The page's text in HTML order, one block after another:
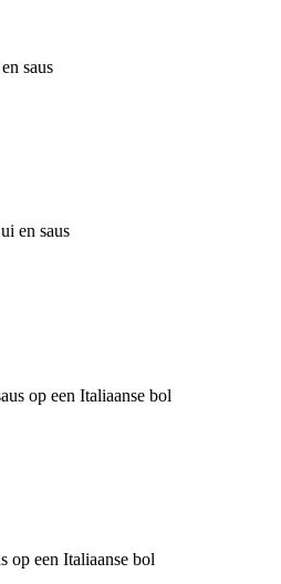
saus
en saus
op een Italiaanse bol
op een Italiaanse bol